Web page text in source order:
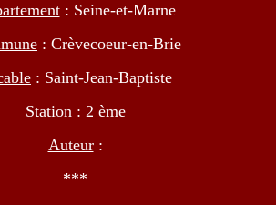
: Seine-et-Marne
: Crèvecoeur-en-Brie
: Saint-Jean-Baptiste
Station: 2 ème
Auteur:
***